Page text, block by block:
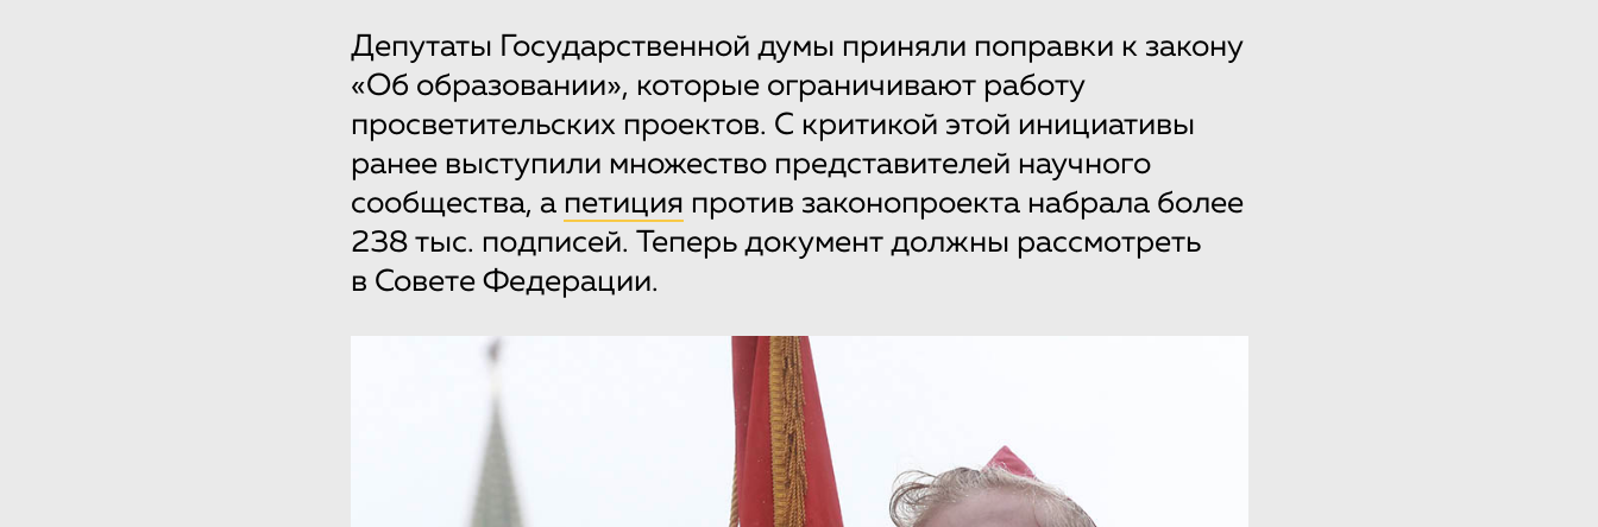
Депутаты Государственной думы приняли поправки к закону
«Об образовании», которые ограничивают работу
просветительских проектов. С критикой этой инициативы
ранее выступили множество представителей научного
сообщества, а петиция против законопроекта набрала более
238 тыс. подписей. Теперь документ должны рассмотреть
в Совете Федерации.